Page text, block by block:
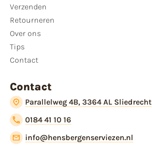
Verzenden
Retourneren
Over ons
Tips
Contact
Contact
Parallelweg 4B, 3364 AL Sliedrecht
0184 41 10 16
info@hensbergenserviezen.nl